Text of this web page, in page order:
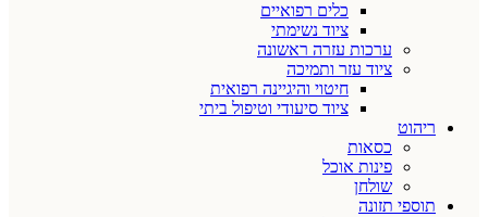
כלים רפואיים
ציוד נשימתי
ערכות עזרה ראשונה
ציוד עזר ותמיכה
חיטוי והיגיינה רפואית
ציוד סיעודי וטיפול ביתי
ריהוט
כסאות
פינות אוכל
שולחן
תוספי תזונה